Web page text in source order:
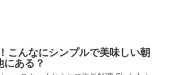
こんなにシンプルで美味しい朝
にある？